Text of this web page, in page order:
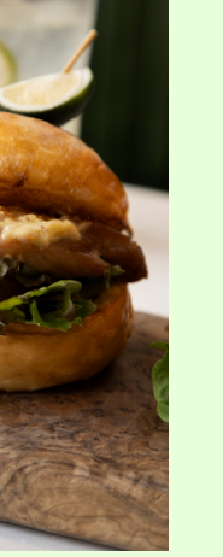
ソテー バーガー
せん。
せない！「プレ
のビーフパテ
ズをベースにし
ズでサンド。力強
」の酸味とほろ苦
後味の爽やかさが